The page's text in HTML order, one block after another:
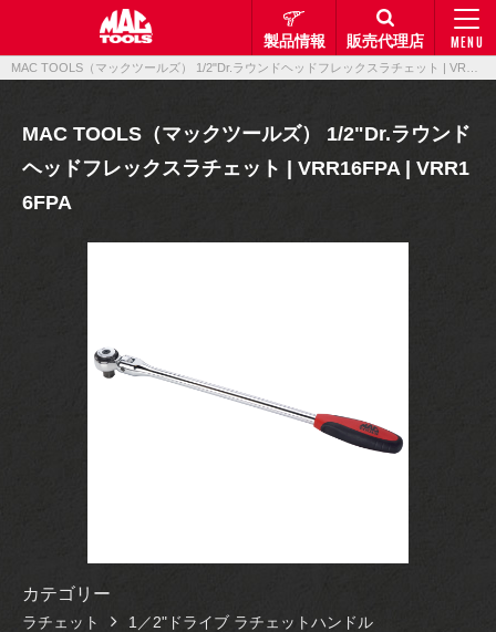
MENU
製品情報 販売代理店
MAC TOOLS（マックツールズ） 1/2"Dr.ラウンド
ヘッドフレックスラチェット | VRR16FPA | VRR1
6FPA
カテゴリー
ラチェット 1／2"ドライブ ラチェットハンドル